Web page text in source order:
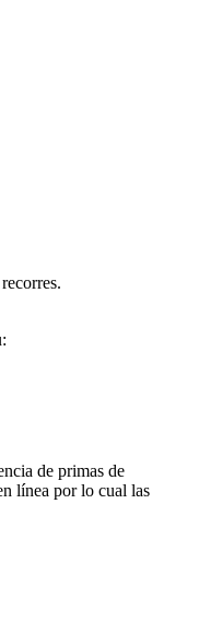
de primas de
línea por lo cual las